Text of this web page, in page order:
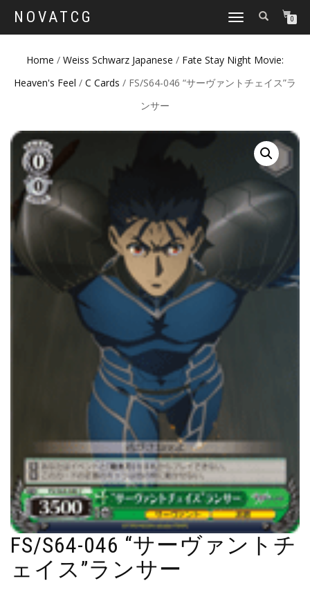
NOVATCG
TOGGLE
0
Home / Weiss Schwarz Japanese / Fate Stay Night Movie:
Heaven's Feel / C Cards / FS/S64-046 “サーヴァントチェイス”ラ
ンサー
FS/S64-046 “サーヴァントチ
ェイス”ランサー